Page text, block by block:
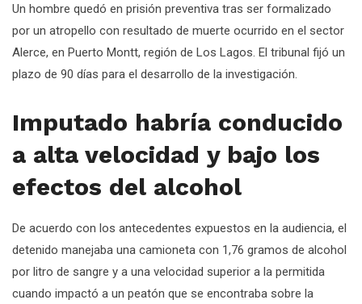
Un hombre quedó en prisión preventiva tras ser formalizado
por un atropello con resultado de muerte ocurrido en el sector
Alerce, en Puerto Montt, región de Los Lagos. El tribunal fijó un
plazo de 90 días para el desarrollo de la investigación.
Imputado habría conducido
a alta velocidad y bajo los
efectos del alcohol
De acuerdo con los antecedentes expuestos en la audiencia, el
detenido manejaba una camioneta con 1,76 gramos de alcohol
por litro de sangre y a una velocidad superior a la permitida
cuando impactó a un peatón que se encontraba sobre la